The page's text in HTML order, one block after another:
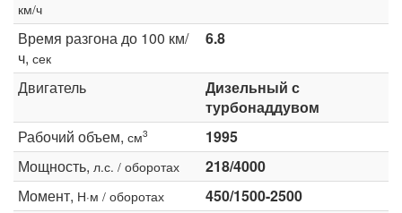
км/ч
Время разгона до 100 км/
ч, сек
6.8
Двигатель
Дизельный с
турбонаддувом
Рабочий объем, см3
1995
Мощность, л.с. / оборотах
218/4000
Момент, Н·м / оборотах
450/1500-2500